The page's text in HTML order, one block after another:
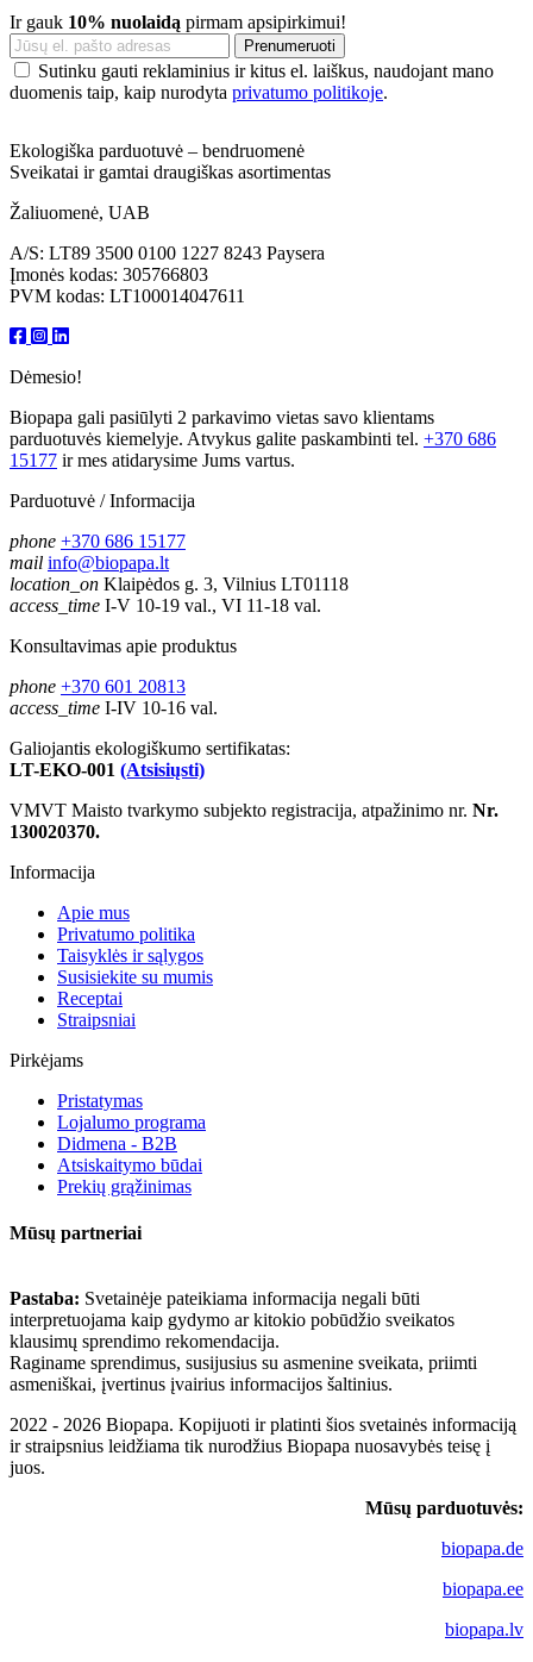
Ir gauk 10% nuolaidą pirmam apsipirkimui!
Sutinku gauti reklaminius ir kitus el. laiškus, naudojant mano
duomenis taip, kaip nurodyta privatumo politikoje.
Ekologiška parduotuvė – bendruomenė
Sveikatai ir gamtai draugiškas asortimentas
Žaliuomenė, UAB
A/S: LT89 3500 0100 1227 8243 Paysera
Įmonės kodas: 305766803
PVM kodas: LT100014047611
Dėmesio!
Biopapa gali pasiūlyti 2 parkavimo vietas savo klientams
parduotuvės kiemelyje. Atvykus galite paskambinti tel. +370 686
15177 ir mes atidarysime Jums vartus.
Parduotuvė / Informacija
phone +370 686 15177
mail info@biopapa.lt
location_on Klaipėdos g. 3, Vilnius LT01118
access_time I-V 10-19 val., VI 11-18 val.
Konsultavimas apie produktus
phone +370 601 20813
access_time I-IV 10-16 val.
Galiojantis ekologiškumo sertifikatas:
LT-EKO-001 (Atsisiųsti)
VMVT Maisto tvarkymo subjekto registracija, atpažinimo nr. Nr.
130020370.
Informacija
Apie mus
Privatumo politika
Taisyklės ir sąlygos
Susisiekite su mumis
Receptai
Straipsniai
Pirkėjams
Pristatymas
Lojalumo programa
Didmena - B2B
Atsiskaitymo būdai
Prekių grąžinimas
Mūsų partneriai
Pastaba: Svetainėje pateikiama informacija negali būti
interpretuojama kaip gydymo ar kitokio pobūdžio sveikatos
klausimų sprendimo rekomendacija.
Raginame sprendimus, susijusius su asmenine sveikata, priimti
asmeniškai, įvertinus įvairius informacijos šaltinius.
2022 - 2026 Biopapa. Kopijuoti ir platinti šios svetainės informaciją
ir straipsnius leidžiama tik nurodžius Biopapa nuosavybės teisę į
juos.
Mūsų parduotuvės:
biopapa.de
biopapa.ee
biopapa.lv